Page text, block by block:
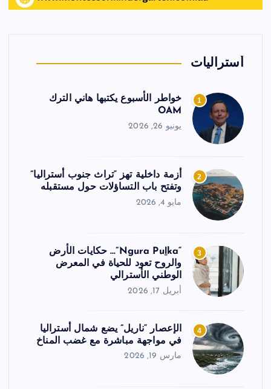
أستراليات
1
خواطر الأسبوع يكتبها هاني الترك
OAM
يونيو 26, 2026
2
أزمة داخلية تهز “تراث جنوب أستراليا”
وتفتح باب التساؤلات حول مستقبله
مايو 4, 2026
3
“Ngura Puḻka”… حكايات الأرض
والروح تعود للحياة في المعرض
الوطني الأسترالي
أبريل 17, 2026
4
الإعصار “ناريل” يضع شمال أستراليا
في مواجهة مباشرة مع غضب المناخ
مارس 19, 2026